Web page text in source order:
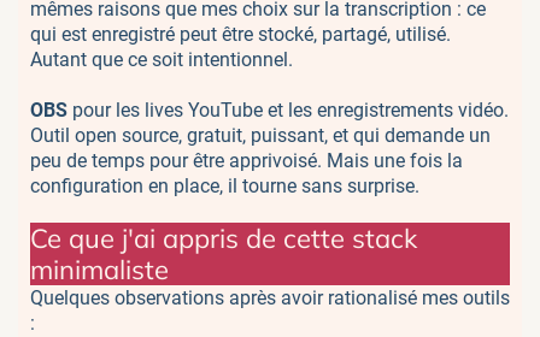
mêmes raisons que mes choix sur la transcription : ce
qui est enregistré peut être stocké, partagé, utilisé.
Autant que ce soit intentionnel.
OBS pour les lives YouTube et les enregistrements vidéo.
Outil open source, gratuit, puissant, et qui demande un
peu de temps pour être apprivoisé. Mais une fois la
configuration en place, il tourne sans surprise.
Ce que j'ai appris de cette stack
minimaliste
Quelques observations après avoir rationalisé mes outils
: